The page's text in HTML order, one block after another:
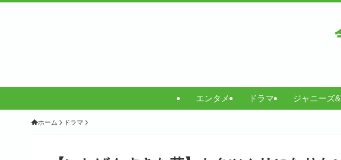
エンタメ ドラマ ジャニーズ
ホーム ドラマ